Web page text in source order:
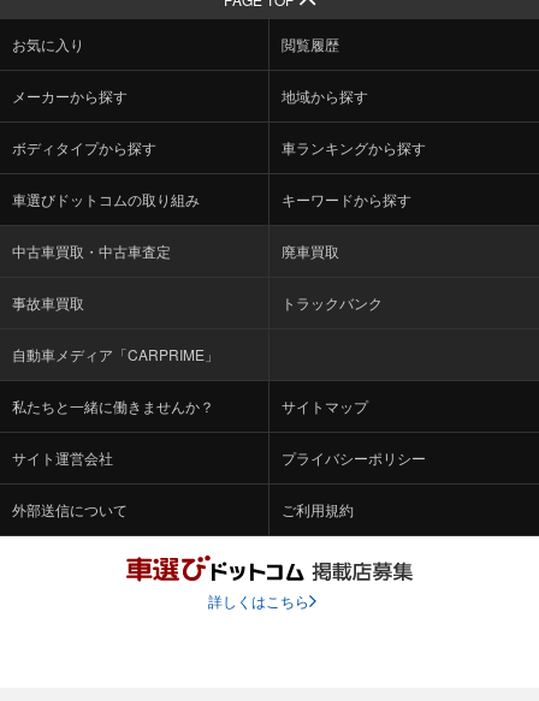
お気に入り 閲覧履歴
メーカーから探す 地域から探す
ボディタイプから探す 車ランキングから探す
車選びドットコムの取り組み キーワードから探す
中古車買取・中古車査定 廃車買取
事故車買取 トラックバンク
自動車メディア「CARPRIME」
私たちと一緒に働きませんか？ サイトマップ
サイト運営会社 プライバシーポリシー
外部送信について ご利用規約
詳しくはこちら